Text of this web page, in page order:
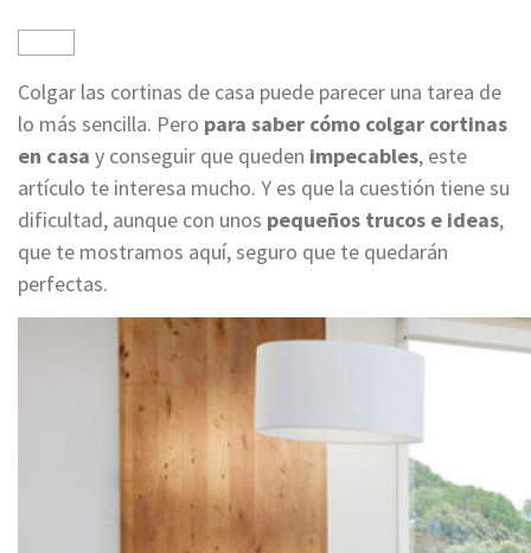
Colgar las cortinas de casa puede parecer una tarea de
lo más sencilla. Pero para saber cómo colgar cortinas
en casa y conseguir que queden impecables, este
artículo te interesa mucho. Y es que la cuestión tiene su
dificultad, aunque con unos pequeños trucos e ideas,
que te mostramos aquí, seguro que te quedarán
perfectas.